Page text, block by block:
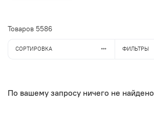
Товаров 5586
СОРТИРОВКА ФИЛЬТРЫ
По вашему запросу ничего не найдено